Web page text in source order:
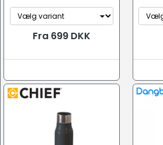
Fra 699 DKK